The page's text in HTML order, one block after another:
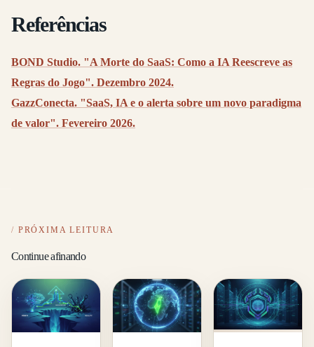
Referências
BOND Studio. "A Morte do SaaS: Como a IA Reescreve as
Regras do Jogo". Dezembro 2024.
GazzConecta. "SaaS, IA e o alerta sobre um novo paradigma
de valor". Fevereiro 2026.
PRÓXIMA LEITURA
Continue afinando